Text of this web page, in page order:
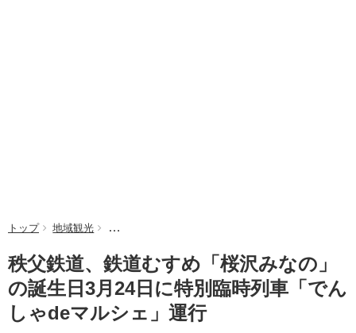
トップ 地域観光 秩父鉄道、鉄道むすめ「桜沢みなの」の誕生日3月
秩父鉄道、鉄道むすめ「桜沢みなの」
の誕生日3月24日に特別臨時列車「でん
しゃdeマルシェ」運行